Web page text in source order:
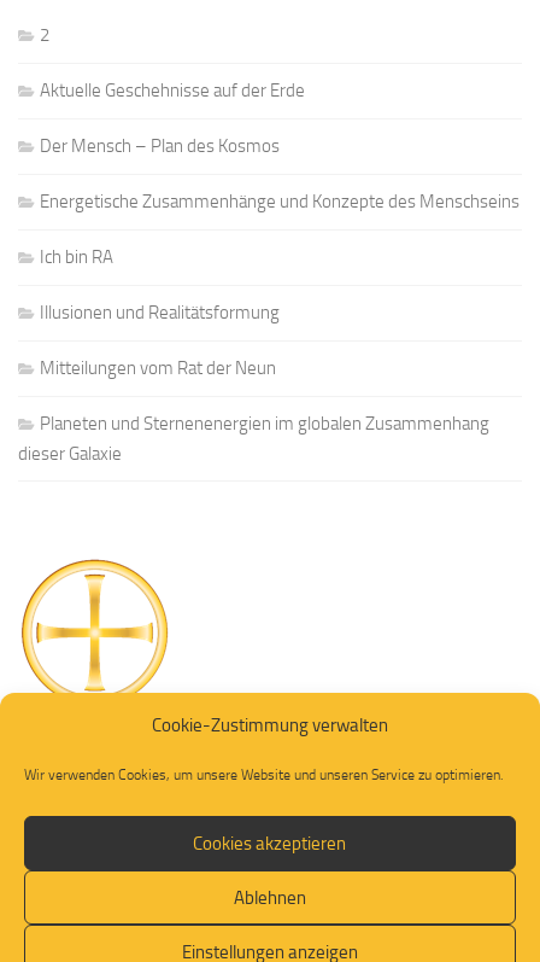
Cookie-Zustimmung verwalten
Wir verwenden Cookies, um unsere Website und unseren Service zu optimieren.
Cookies akzeptieren
Ablehnen
Einstellungen anzeigen
2
Aktuelle Geschehnisse auf der Erde
Der Mensch – Plan des Kosmos
Energetische Zusammenhänge und Konzepte des Menschseins
Ich bin RA
Illusionen und Realitätsformung
Mitteilungen vom Rat der Neun
Planeten und Sternenenergien im globalen Zusammenhang
dieser Galaxie